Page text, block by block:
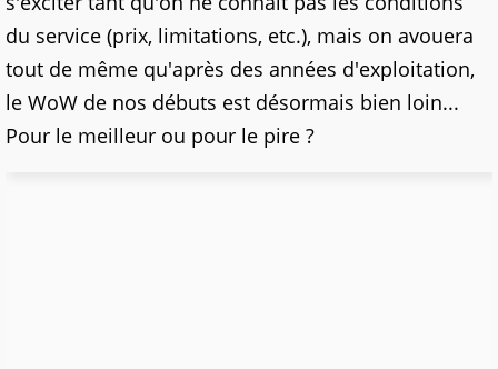
du service (prix, limitations, etc.), mais on avouera
tout de même qu'après des années d'exploitation,
le WoW de nos débuts est désormais bien loin...
Pour le meilleur ou pour le pire ?